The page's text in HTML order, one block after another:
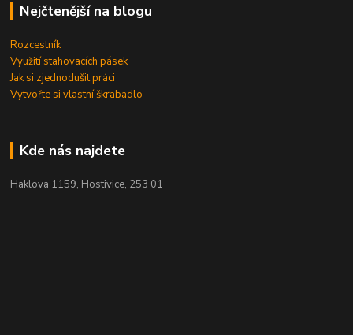
Nejčtenější na blogu
Rozcestník
Využití stahovacích pásek
Jak si zjednodušit práci
Vytvořte si vlastní škrabadlo
Kde nás najdete
Haklova 1159, Hostivice, 253 01